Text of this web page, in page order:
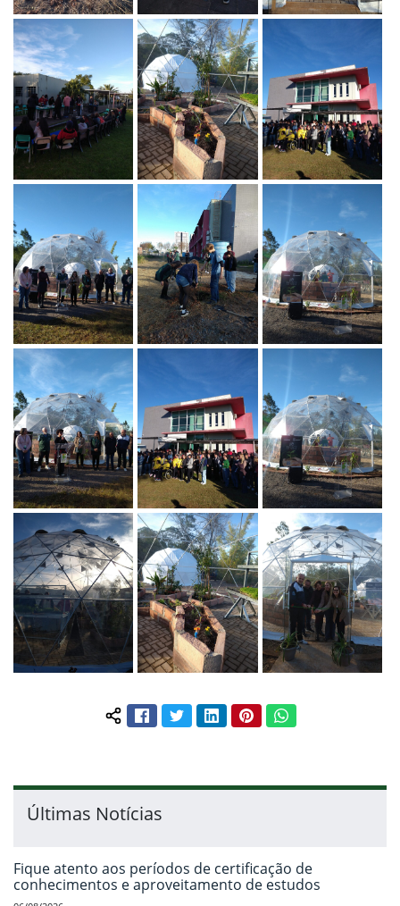
Compartilhar conteúdo:
FacebookTwitterLinkedInPinterestWhatsApp
Últimas Notícias
Fique atento aos períodos de certificação de
conhecimentos e aproveitamento de estudos